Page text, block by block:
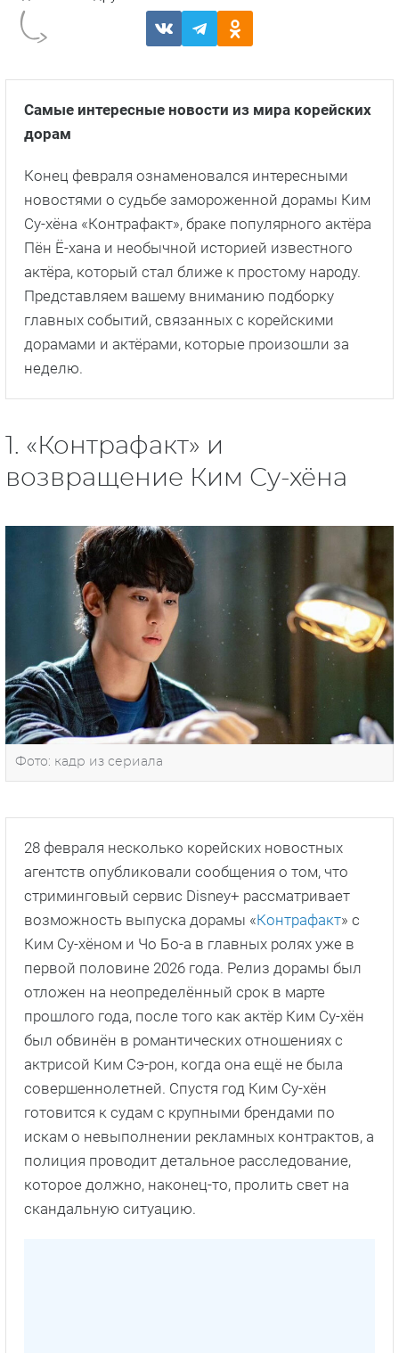
Самые интересные новости из мира корейских
дорам
Конец февраля ознаменовался интересными
новостями о судьбе замороженной дорамы Ким
Су-хёна «Контрафакт», браке популярного актёра
Пён Ё-хана и необычной историей известного
актёра, который стал ближе к простому народу.
Представляем вашему вниманию подборку
главных событий, связанных с корейскими
дорамами и актёрами, которые произошли за
неделю.
1. «Контрафакт» и
возвращение Ким Су-хёна
Фото: кадр из сериала
28 февраля несколько корейских новостных
агентств опубликовали сообщения о том, что
стриминговый сервис Disney+ рассматривает
возможность выпуска дорамы «Контрафакт» с
Ким Су-хёном и Чо Бо-а в главных ролях уже в
первой половине 2026 года. Релиз дорамы был
отложен на неопределённый срок в марте
прошлого года, после того как актёр Ким Су-хён
был обвинён в романтических отношениях с
актрисой Ким Сэ-рон, когда она ещё не была
совершеннолетней. Спустя год Ким Су-хён
готовится к судам с крупными брендами по
искам о невыполнении рекламных контрактов, а
полиция проводит детальное расследование,
которое должно, наконец-то, пролить свет на
скандальную ситуацию.